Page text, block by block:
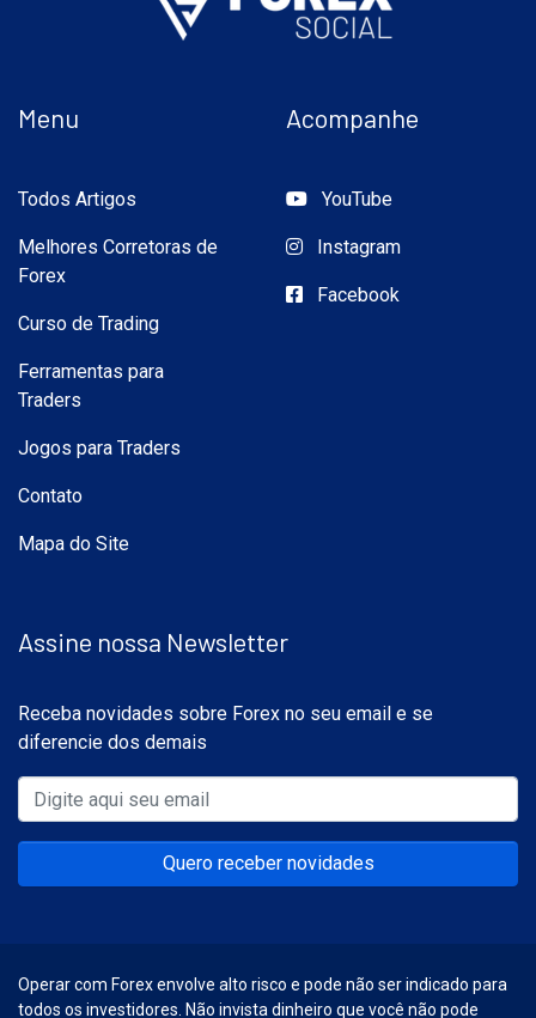
Menu
Todos Artigos
Melhores Corretoras de
Forex
Curso de Trading
Ferramentas para
Traders
Jogos para Traders
Contato
Mapa do Site
Acompanhe
YouTube
Instagram
Facebook
Assine nossa Newsletter
Receba novidades sobre Forex no seu email e se
diferencie dos demais
Quero receber novidades
Operar com Forex envolve alto risco e pode não ser indicado para
todos os investidores. Não invista dinheiro que você não pode